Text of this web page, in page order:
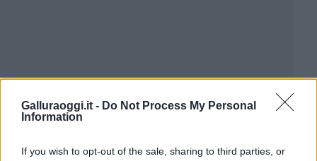
Galluraoggi.it - Do Not Process My Personal
Information
If you wish to opt-out of the sale, sharing to third parties, or